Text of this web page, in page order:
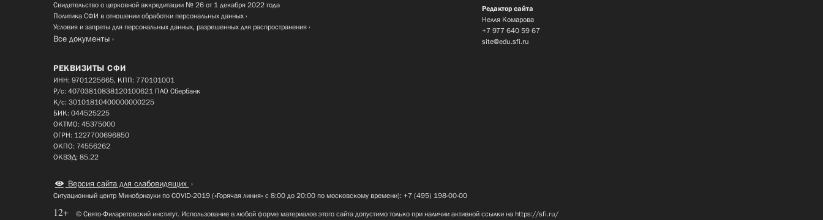
Свидетельство о церковной аккредитации № 26 от 1 декабря 2022 года
Политика СФИ в отношении обработки персональных данных
Условия и запреты для персональных данных, разрешенных для распространения
Все документы
Редактор сайта
Нелля Комарова
+7 977 640 59 67
site@edu.sfi.ru
РЕКВИЗИТЫ СФИ
ИНН: 9701225665, КПП: 770101001
Р/с: 40703810838120100621 ПАО Сбербанк
К/с: 30101810400000000225
БИК: 044525225
ОКТМО: 45375000
ОГРН: 1227700696850
ОКПО: 74556262
ОКВЭД: 85.22
Версия сайта для слабовидящих
Ситуационный центр Минобрнауки по COVID-2019 («Горячая линия» с 8:00 до 20:00 по московскому времени): +7 (495) 198-00-00
12+ © Свято-Филаретовский институт. Использование в любой форме материалов этого сайта допустимо только при наличии активной ссылки на https://sfi.ru/